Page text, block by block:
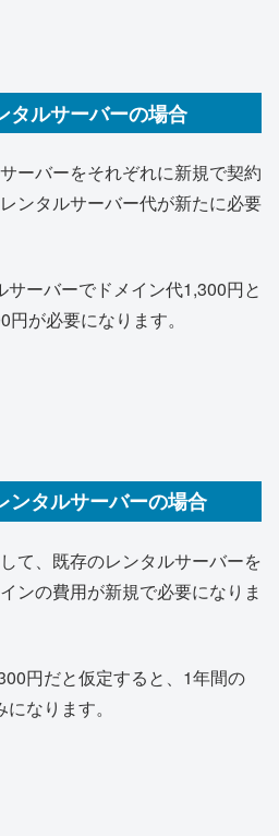
タルサーバーの場合
ーバーをそれぞれに新規で契約
ンタルサーバー代が新たに必要
ーバーでドメイン代1,300円と
が必要になります。
ンタルサーバーの場合
て、既存のレンタルサーバーを
ンの費用が新規で必要になりま
円だと仮定すると、1年間の
なります。